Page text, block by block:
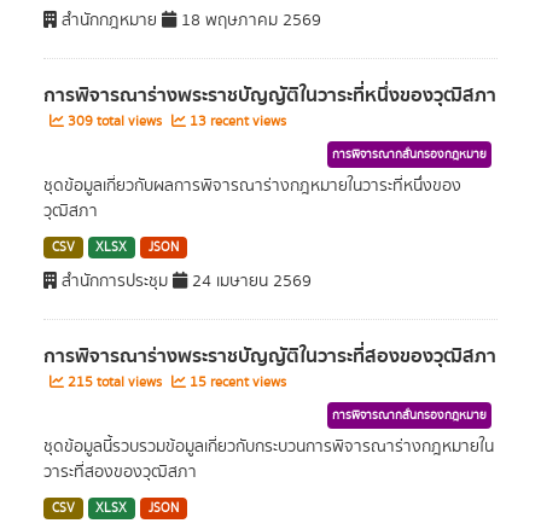
สำนักกฎหมาย 18 พฤษภาคม 2569
การพิจารณาร่างพระราชบัญญัติในวาระที่หนึ่งของวุฒิสภา
309 total views 13 recent views
การพิจารณากลั่นกรองกฎหมาย
ชุดข้อมูลเกี่ยวกับผลการพิจารณาร่างกฎหมายในวาระที่หนึ่งของ
วุฒิสภา
CSV XLSX JSON
สำนักการประชุม 24 เมษายน 2569
การพิจารณาร่างพระราชบัญญัติในวาระที่สองของวุฒิสภา
215 total views 15 recent views
การพิจารณากลั่นกรองกฎหมาย
ชุดข้อมูลนี้รวบรวมข้อมูลเกี่ยวกับกระบวนการพิจารณาร่างกฎหมายใน
วาระที่สองของวุฒิสภา
CSV XLSX JSON